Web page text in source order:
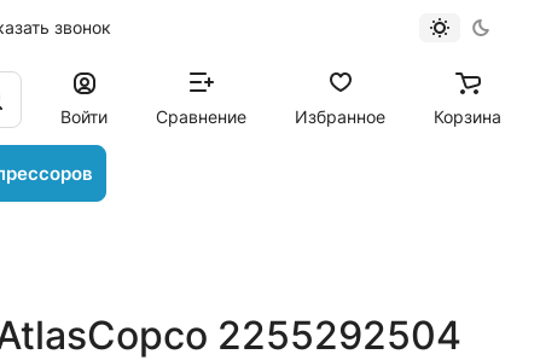
звонок
Войти Сравнение Избранное Корзина
2255292504